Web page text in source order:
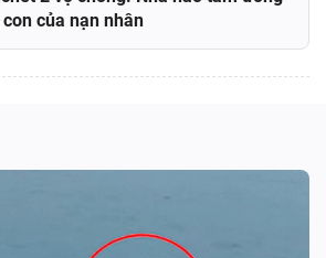
của nạn nhân